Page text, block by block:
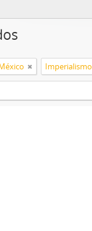
Imperialismo